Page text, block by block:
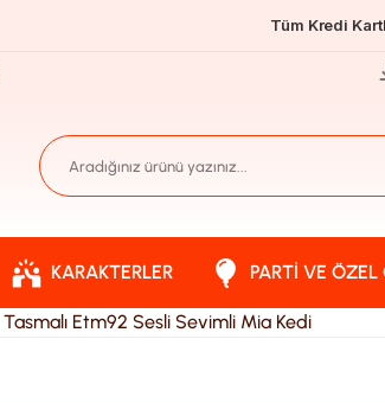
Tüm Kredi
KARAKTERLER PARTI VE ÖZEL
Tasmalı Etm92 Sesli Sevimli Mia Kedi